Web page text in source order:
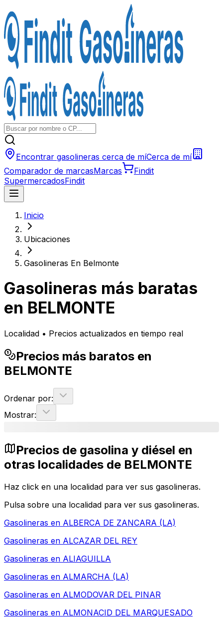
Encontrar gasolineras cerca de míCerca de mí
Comparador de marcasMarcas
Findit
SupermercadosFindit
Inicio
Ubicaciones
Gasolineras En Belmonte
Gasolineras más baratas
en BELMONTE
Localidad • Precios actualizados en tiempo real
Precios más baratos en
BELMONTE
Ordenar por:
Mostrar:
Precios de gasolina y diésel en
otras localidades de BELMONTE
Haz click en una localidad para ver sus gasolineras.
Pulsa sobre una localidad para ver sus gasolineras.
Gasolineras en ALBERCA DE ZANCARA (LA)
Gasolineras en ALCAZAR DEL REY
Gasolineras en ALIAGUILLA
Gasolineras en ALMARCHA (LA)
Gasolineras en ALMODOVAR DEL PINAR
Gasolineras en ALMONACID DEL MARQUESADO